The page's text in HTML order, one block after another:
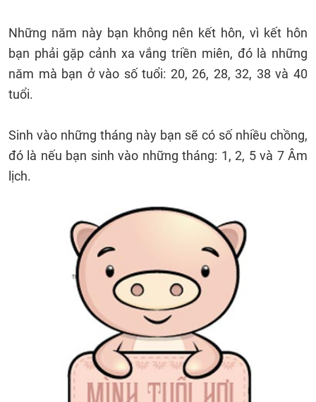
Những năm này bạn không nên kết hôn, vì kết hôn
bạn phải gặp cảnh xa vắng triền miên, đó là những
năm mà bạn ở vào số tuổi: 20, 26, 28, 32, 38 và 40
tuổi.
Sinh vào những tháng này bạn sẽ có số nhiều chồng,
đó là nếu bạn sinh vào những tháng: 1, 2, 5 và 7 Âm
lịch.